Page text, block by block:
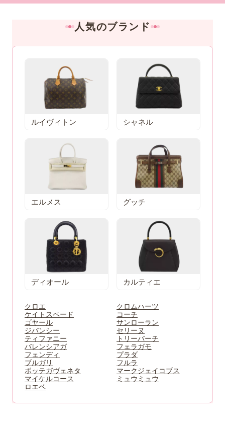
人気のブランド
ルイヴィトン シャネル
エルメス グッチ
ディオール カルティエ
クロエ
クロムハーツ
ケイトスペード
コーチ
ゴヤール
サンローラン
ジバンシー
セリーヌ
ティファニー
トリーバーチ
バレンシアガ
フェラガモ
フェンディ
プラダ
ブルガリ
フルラ
ボッテガヴェネタ
マークジェイコブス
マイケルコース
ミュウミュウ
ロエベ